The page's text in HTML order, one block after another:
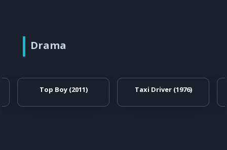
Drama
Top Boy (2011) Taxi Driver (1976)